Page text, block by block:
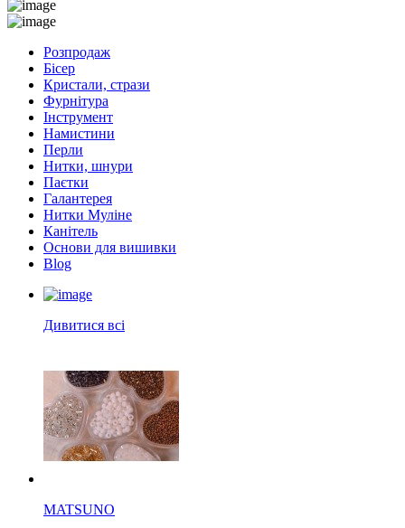
Розпродаж
Бісер
Кристали, стрази
Фурнітура
Інструмент
Намистини
Перли
Нитки, шнури
Паєтки
Галантерея
Нитки Муліне
Канітель
Основи для вишивки
Blog
Дивитися всі
MATSUNO